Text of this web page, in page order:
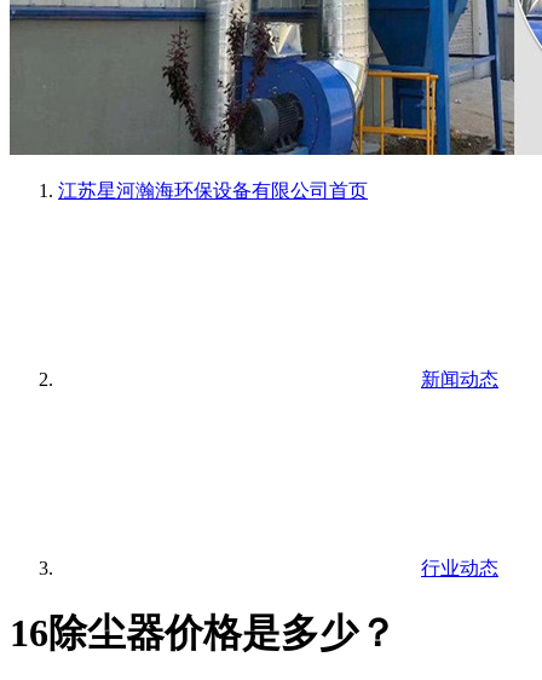
江苏星河瀚海环保设备有限公司 首页
新闻动态
行业动态
16除尘器价格是多少？